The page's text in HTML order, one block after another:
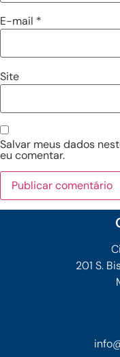
E-mail *
Site
Salvar meus dados
eu comentar.
201 S.